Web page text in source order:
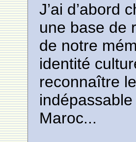
J’ai d’abord
une base de
de notre
identité
reconnaître
Maroc...